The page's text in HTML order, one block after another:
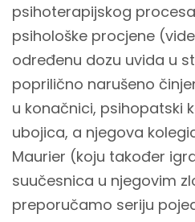
psihoterapijskog
psihološke procjene
određenu dozu uvida u
poprilično narušeno
u konačnici, psihopatski
ubojica, a njegova
Maurier (koju također
suučesnica u njegovim
preporučamo seriju